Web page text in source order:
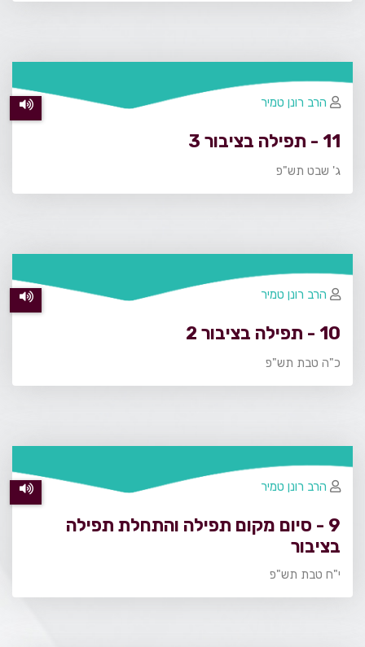
11 - תפילה בציבור 3
ג' שבט תש"פ
הרב רונן טמיר
10 - תפילה בציבור 2
כ"ה טבת תש"פ
הרב רונן טמיר
9 - סיום מקום תפילה והתחלת תפילה
בציבור
י"ח טבת תש"פ
הרב רונן טמיר